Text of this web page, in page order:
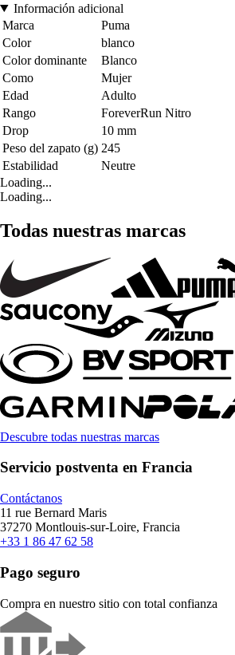
Información adicional
Marca
Puma
Color
blanco
Color dominante
Blanco
Como
Mujer
Edad
Adulto
Rango
ForeverRun Nitro
Drop
10 mm
Peso del zapato (g) 245
Estabilidad
Neutre
Loading...
Loading...
Todas nuestras marcas
Descubre todas nuestras marcas
Servicio postventa en Francia
Contáctanos
11 rue Bernard Maris
37270 Montlouis-sur-Loire, Francia
+33 1 86 47 62 58
Pago seguro
Compra en nuestro sitio con total confianza